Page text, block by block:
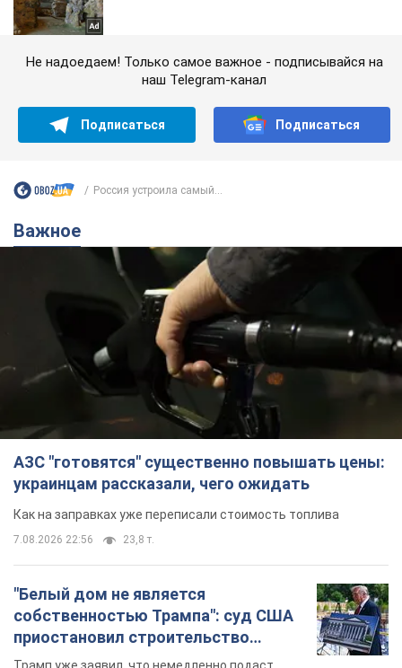
Не надоедаем! Только самое важное - подписывайся на
наш Telegram-канал
Подписаться Подписаться
Россия устроила самый...
Важное
АЗС "готовятся" существенно повышать цены:
украинцам рассказали, чего ожидать
Как на заправках уже переписали стоимость топлива
7.08.2026 22:56 23,8 т.
"Белый дом не является
собственностью Трампа": суд США
приостановил строительство
бального зала стоимостью 400 млн
Трамп уже заявил, что немедленно подаст